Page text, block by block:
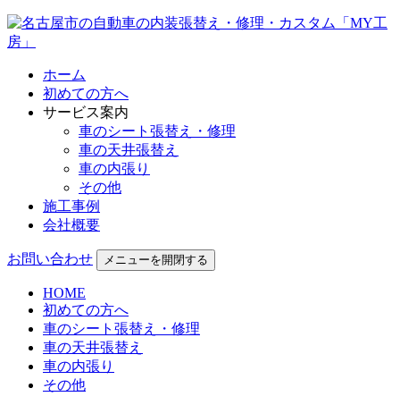
ホーム
初めての方へ
サービス案内
車のシート張替え・修理
車の天井張替え
車の内張り
その他
施工事例
会社概要
お問い合わせ メニューを開閉する
HOME
初めての方へ
車のシート張替え・修理
車の天井張替え
車の内張り
その他